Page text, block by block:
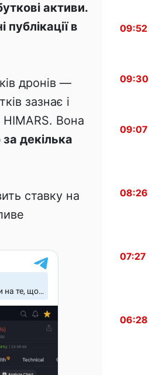
активи.
в
дронів —
зазнає і
HIMARS. Вона
декілька
ставку на
09:52
09:30
09:07
08:26
07:27
06:28